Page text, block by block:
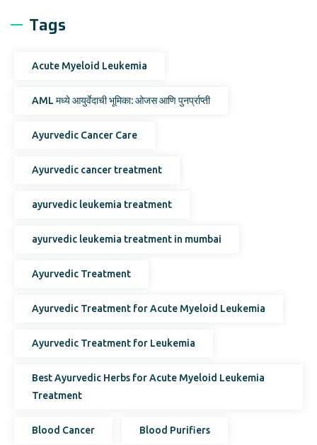
Tags
Acute Myeloid Leukemia
AML मध्ये आयुर्वेदाची भूमिका: ओजस आणि पुनर्प्राप्ती
Ayurvedic Cancer Care
Ayurvedic cancer treatment
ayurvedic leukemia treatment
ayurvedic leukemia treatment in mumbai
Ayurvedic Treatment
Ayurvedic Treatment for Acute Myeloid Leukemia
Ayurvedic Treatment for Leukemia
Best Ayurvedic Herbs for Acute Myeloid Leukemia
Treatment
Blood Cancer Blood Purifiers